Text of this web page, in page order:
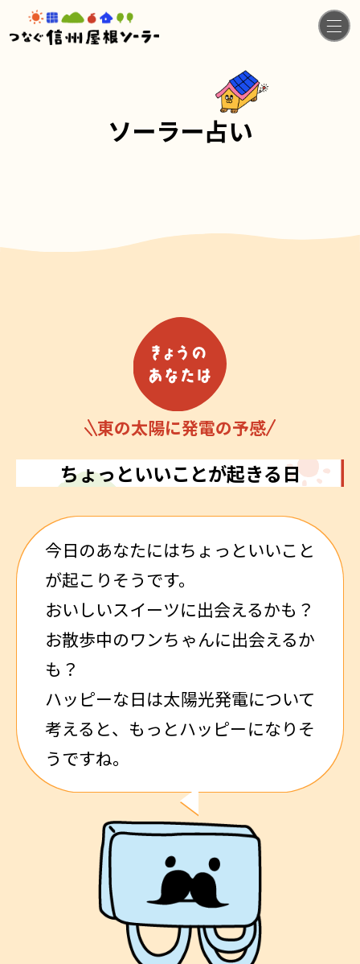
ソーラー占い
東の太陽に発電の予感
ちょっといいことが起きる日
今日のあなたにはちょっといいこと
が起こりそうです。
おいしいスイーツに出会えるかも？
お散歩中のワンちゃんに出会えるか
も？
ハッピーな日は太陽光発電について
考えると、もっとハッピーになりそ
うですね。